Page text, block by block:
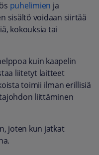
puhelimien ja
sisältö voidaan siirtää
kokouksia tai
kuin kaapelin
liitetyt laitteet
toimii ilman erillisiä
liittäminen
joten kun jatkat